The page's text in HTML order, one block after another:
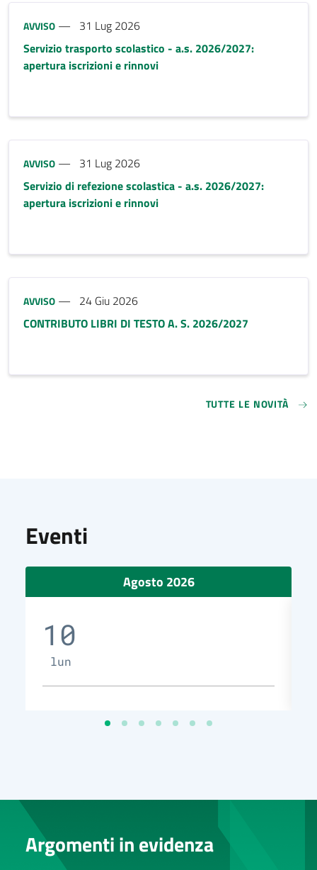
Tipo notizia:
AVVISO
31 Lug 2026
Servizio trasporto scolastico - a.s. 2026/2027:
apertura iscrizioni e rinnovi
Tipo notizia:
AVVISO
31 Lug 2026
Servizio di refezione scolastica - a.s. 2026/2027:
apertura iscrizioni e rinnovi
Tipo notizia:
AVVISO
24 Giu 2026
CONTRIBUTO LIBRI DI TESTO A. S. 2026/2027
TUTTE LE NOVITÀ
Eventi
Agosto 2026
10
lun
Argomenti in evidenza